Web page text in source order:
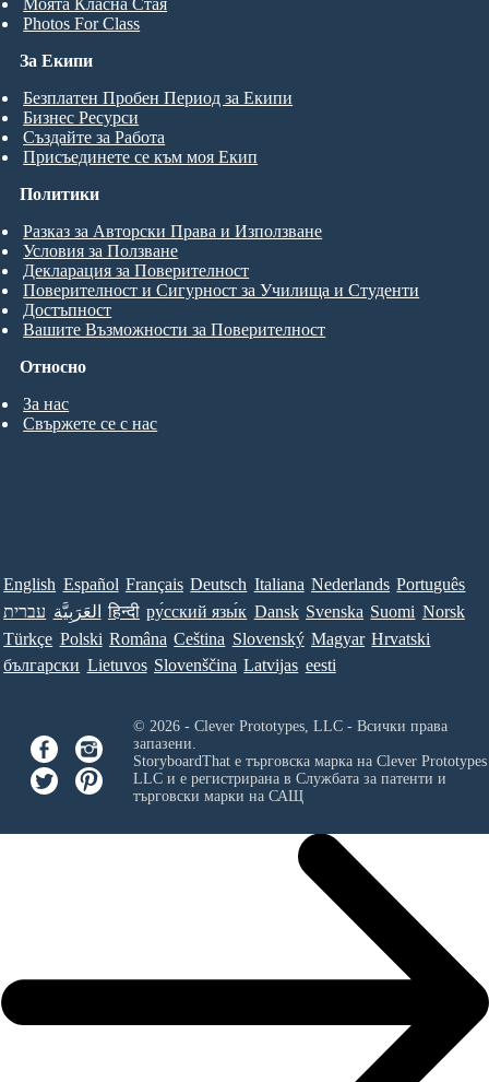
Photos For Class
За Екипи
Безплатен Пробен Период за Екипи
Бизнес Ресурси
Създайте за Работа
Присъединете се към моя Екип
Относно
За нас
Свържете се с нас
Политики
Разказ за Авторски Права и Използване
Условия за Ползване
Декларация за Поверителност
Поверителност и Сигурност за Училища и Студенти
Достъпност
Вашите Възможности за Поверителност
English Español Français Deutsch Italiana Nederlands Português
עברית العَرَبِيَّة हिन्दी ру́сский язы́к Dansk Svenska Suomi Norsk
Türkçe Polski Româna Ceština Slovenský Magyar Hrvatski
български Lietuvos Slovenščina Latvijas eesti
© 2026 - Clever Prototypes, LLC - Всички права
запазени.
StoryboardThat е търговска марка на Clever
LLCи е регистрирана в Службата за патенти и
търговски марки на САЩ